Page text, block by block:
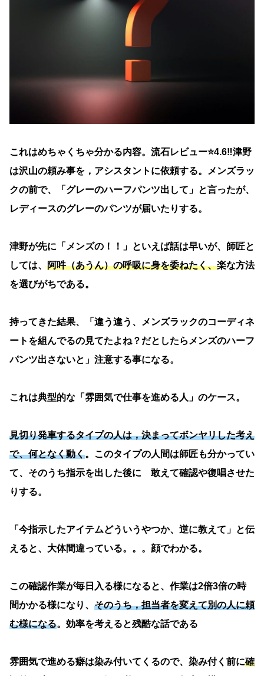
これはめちゃくちゃ分かる内容。流石レビュー⭐️4.6‼️津野
は沢山の頼み事を，アシスタントに依頼する。メンズラッ
クの前で、「グレーのハーフパンツ出して」と言ったが、
レディースのグレーのパンツが届いたりする。
津野が先に「メンズの！！」といえば話は早いが、師匠と
しては、 阿吽（あうん）の呼吸に身を委ねたく、楽な方法
を選びがちである。
持ってきた結果、「違う違う、メンズラックのコーディネ
ートを組んでるの見てたよね？だとしたらメンズのハーフ
パンツ出さないと」注意する事になる。
これは典型的な「雰囲気で仕事を進める人」のケース。
見切り発車するタイプの人は，決まってボンヤリした考え
で、何となく動く。このタイプの人間は師匠も分かってい
て、そのうち指示を出した後に 敢えて確認や復唱させた
りする。
「今指示したアイテムどういうやつか、逆に教えて」と伝
えると、大体間違っている。。。顔でわかる。
この確認作業が毎日入る様になると、作業は2倍3倍の時
間かかる様になり、 そのうち，担当者を変えて別の人に頼
む様になる。効率を考えると残酷な話である
雰囲気で進める癖は染み付いてくるので、染み付く前に確